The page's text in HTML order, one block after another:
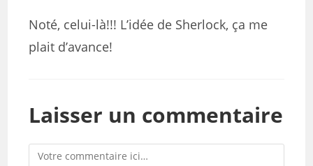
Noté, celui-là!!! L’idée de Sherlock, ça me
plait d’avance!
Laisser un commentaire